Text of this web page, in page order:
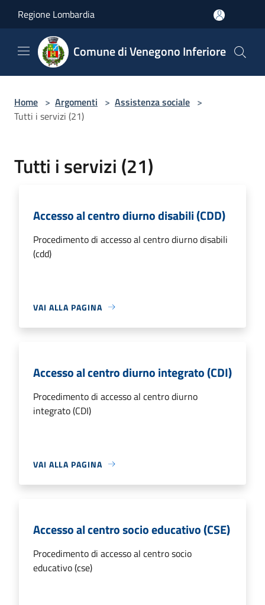
Regione Lombardia
Comune di Venegono Inferiore
Home > Argomenti > Assistenza sociale >
Tutti i servizi (21)
Tutti i servizi (21)
Accesso al centro diurno disabili (CDD)
Procedimento di accesso al centro diurno disabili
(cdd)
VAI ALLA PAGINA
Accesso al centro diurno integrato (CDI)
Procedimento di accesso al centro diurno
integrato (CDI)
VAI ALLA PAGINA
Accesso al centro socio educativo (CSE)
Procedimento di accesso al centro socio
educativo (cse)